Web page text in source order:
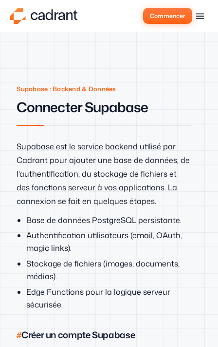
Commencer
Supabase : Backend & Données
Connecter Supabase
Supabase est le service backend utilisé par
Cadrant pour ajouter une base de données, de
l'authentification, du stockage de fichiers et
des fonctions serveur à vos applications. La
connexion se fait en quelques étapes.
Base de données PostgreSQL persistante.
Authentification utilisateurs (email, OAuth,
magic links).
Stockage de fichiers (images, documents,
médias).
Edge Functions pour la logique serveur
sécurisée.
Créer un compte Supabase